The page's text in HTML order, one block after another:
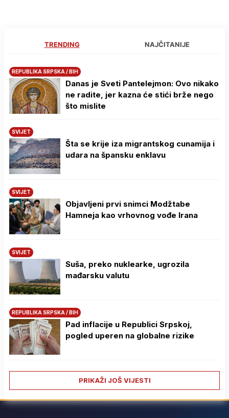
TRENDING NAJČITANIJE
REPUBLIKA SRPSKA / BIH
Danas je Sveti Pantelejmon: Ovo nikako
ne radite, jer kazna će stići brže nego
što mislite
SVIJET
Šta se krije iza migrantskog cunamija i
udara na špansku enklavu
SVIJET
Objavljeni prvi snimci Modžtabe
Hamneja kao vrhovnog vođe Irana
SVIJET
Suša, preko nuklearke, ugrozila
mađarsku valutu
REPUBLIKA SRPSKA / BIH
Pad inflacije u Republici Srpskoj,
pogled uperen na globalne rizike
PRIKAŽI JOŠ VIJESTI